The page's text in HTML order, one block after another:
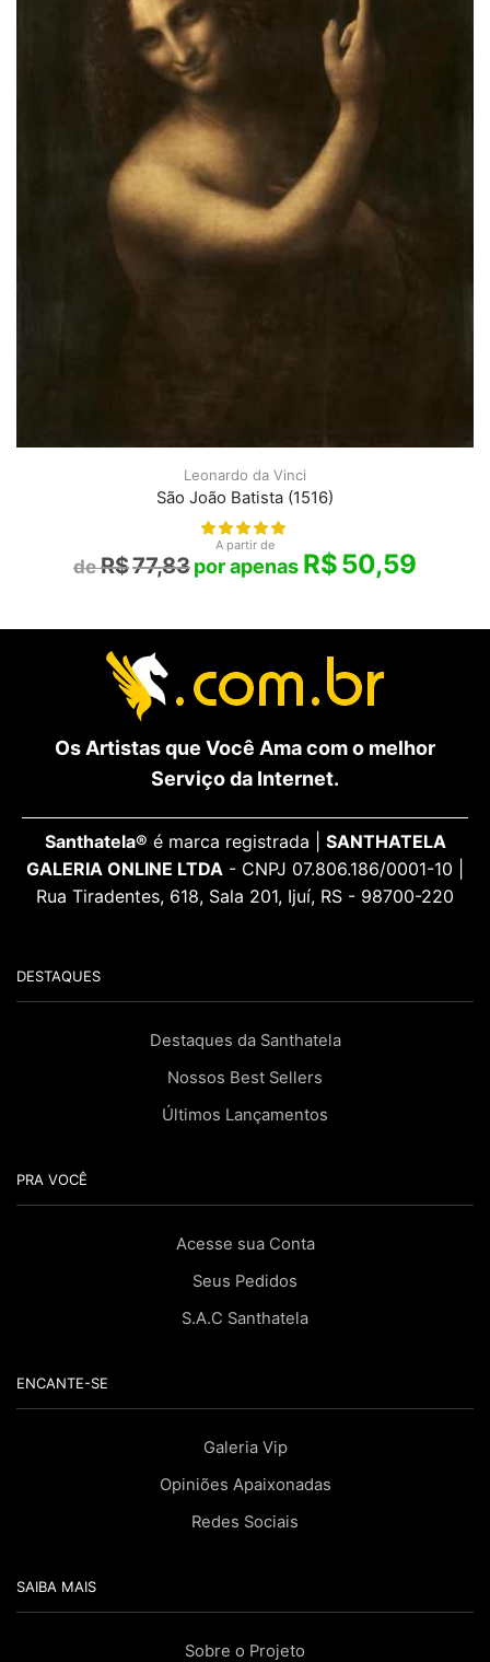
Leonardo da Vinci
São João Batista (1516)
A partir de
R$77,83 R$50,59
Os Artistas que Você Ama com o melhor
Serviço da Internet.
Santhatela® é marca registrada | SANTHATELA
GALERIA ONLINE LTDA - CNPJ 07.806.186/0001-10 |
Rua Tiradentes, 618, Sala 201, Ijuí, RS - 98700-220
DESTAQUES
Destaques da Santhatela
Nossos Best Sellers
Últimos Lançamentos
PRA VOCÊ
Acesse sua Conta
Seus Pedidos
S.A.C Santhatela
ENCANTE-SE
Galeria Vip
Opiniões Apaixonadas
Redes Sociais
SAIBA MAIS
Sobre o Projeto